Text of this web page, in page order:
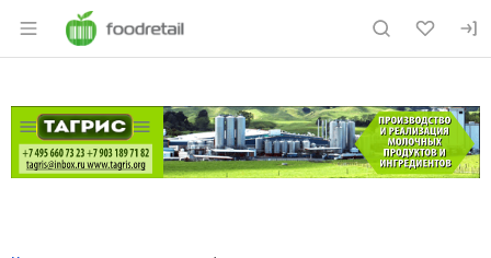
Раздел навигации по сайту